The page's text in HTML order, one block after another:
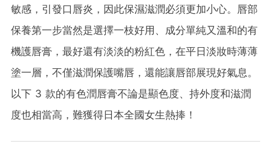
敏感，引發口唇炎，因此保濕滋潤必須更加小心。唇部
保養第一步當然是選擇一枝好用、成分單純又溫和的有
機護唇膏，最好還有淡淡的粉紅色，在平日淡妝時薄薄
塗一層，不僅滋潤保護嘴唇，還能讓唇部展現好氣息。
以下 3 款的有色潤唇膏不論是顯色度、持外度和滋潤
度也相當高，難獲得日本全國女生熱捧！